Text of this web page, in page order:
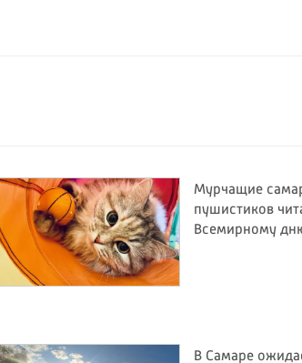
Мурчащие
пушистиков
Всемирному
В Самаре